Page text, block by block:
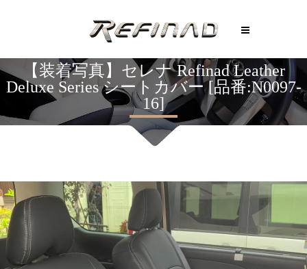
【装着写真】セレナ Refinad Leather
Deluxe Series シートカバー [品番:N0097-
16]